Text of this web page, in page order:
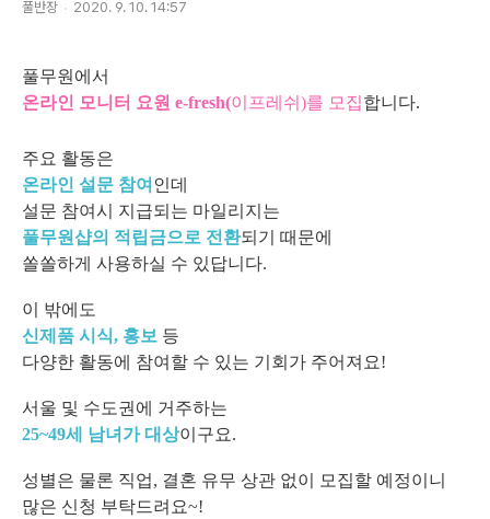
풀반장 2020. 9. 10. 14:57
풀무원에서
온라인 모니터 요원 e-fresh(이프레쉬)를 모집합니다.
주요 활동은
온라인 설문 참여 인데
설문 참여시 지급되는 마일리지는
풀무원샵의 적립금으로 전환되기 때문에
쏠쏠하게 사용하실 수 있답니다.
이 밖에도
신제품 시식, 홍보 등
다양한 활동에 참여할 수 있는 기회가 주어져요!
서울 및 수도권에 거주하는
25~49세 남녀가 대상이구요.
성별은 물론 직업, 결혼 유무 상관 없이 모집할 예정이니
많은 신청 부탁드려요~!